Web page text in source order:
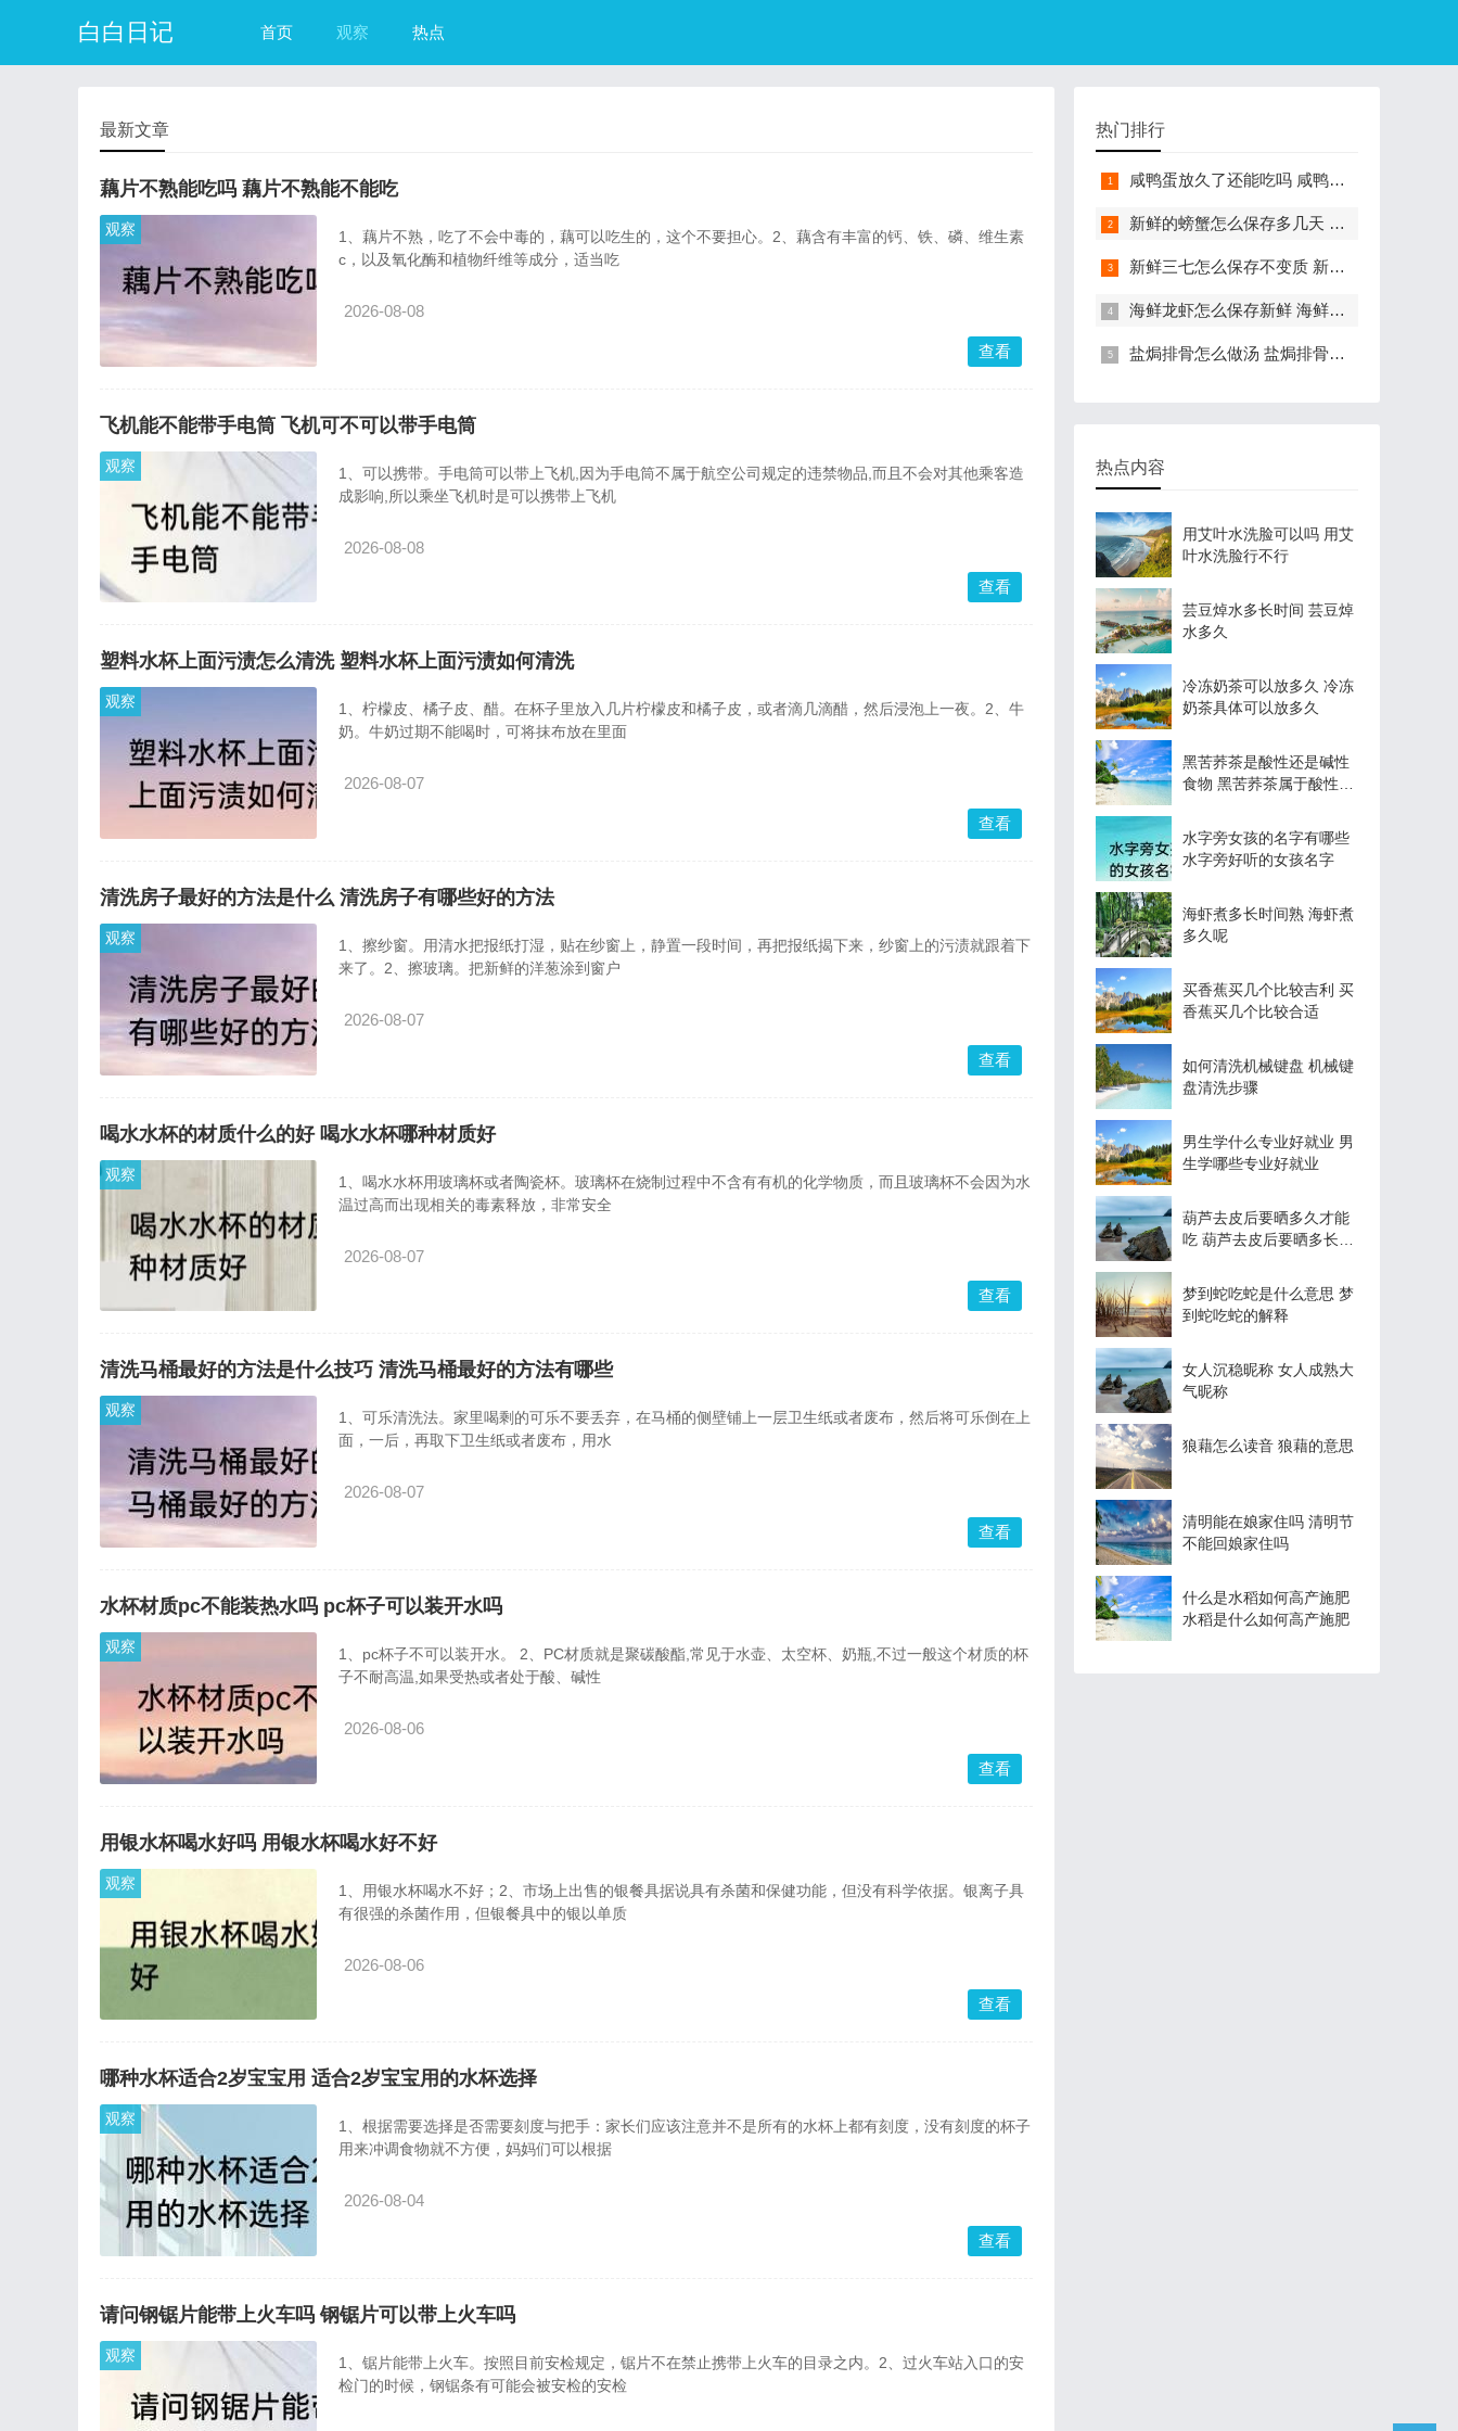
白白日记 首页 观察 热点
最新文章
藕片不熟能吃吗 藕片不熟能不能吃
观察
1、藕片不熟，吃了不会中毒的，藕可以吃生的，这个不要担心。2、藕含有丰富的钙、铁、磷、维生素
c，以及氧化酶和植物纤维等成分，适当吃
2026-08-08
查看
飞机能不能带手电筒 飞机可不可以带手电筒
观察
1、可以携带。手电筒可以带上飞机,因为手电筒不属于航空公司规定的违禁物品,而且不会对其他乘客造
成影响,所以乘坐飞机时是可以携带上飞机
2026-08-08
查看
塑料水杯上面污渍怎么清洗 塑料水杯上面污渍如何清洗
观察
1、柠檬皮、橘子皮、醋。在杯子里放入几片柠檬皮和橘子皮，或者滴几滴醋，然后浸泡上一夜。2、牛
奶。牛奶过期不能喝时，可将抹布放在里面
2026-08-07
查看
清洗房子最好的方法是什么 清洗房子有哪些好的方法
观察
1、擦纱窗。用清水把报纸打湿，贴在纱窗上，静置一段时间，再把报纸揭下来，纱窗上的污渍就跟着下
来了。2、擦玻璃。把新鲜的洋葱涂到窗户
2026-08-07
查看
喝水水杯的材质什么的好 喝水水杯哪种材质好
观察
1、喝水水杯用玻璃杯或者陶瓷杯。玻璃杯在烧制过程中不含有有机的化学物质，而且玻璃杯不会因为水
温过高而出现相关的毒素释放，非常安全
2026-08-07
查看
清洗马桶最好的方法是什么技巧 清洗马桶最好的方法有哪些
观察
1、可乐清洗法。家里喝剩的可乐不要丢弃，在马桶的侧壁铺上一层卫生纸或者废布，然后将可乐倒在上
面，一后，再取下卫生纸或者废布，用水
2026-08-07
查看
水杯材质pc不能装热水吗 pc杯子可以装开水吗
观察
1、pc杯子不可以装开水。 2、PC材质就是聚碳酸酯,常见于水壶、太空杯、奶瓶,不过一般这个材质的杯
子不耐高温,如果受热或者处于酸、碱性
2026-08-06
查看
用银水杯喝水好吗 用银水杯喝水好不好
观察
1、用银水杯喝水不好；2、市场上出售的银餐具据说具有杀菌和保健功能，但没有科学依据。银离子具
有很强的杀菌作用，但银餐具中的银以单质
2026-08-06
查看
哪种水杯适合2岁宝宝用 适合2岁宝宝用的水杯选择
观察
1、根据需要选择是否需要刻度与把手：家长们应该注意并不是所有的水杯上都有刻度，没有刻度的杯子
用来冲调食物就不方便，妈妈们可以根据
2026-08-04
查看
请问钢锯片能带上火车吗 钢锯片可以带上火车吗
观察
1、锯片能带上火车。按照目前安检规定，锯片不在禁止携带上火车的目录之内。2、过火车站入口的安
检门的时候，钢锯条有可能会被安检的安检
热门排行
咸鸭蛋放久了还能吃吗 咸鸭蛋过期一年多还能吃吗
新鲜的螃蟹怎么保存多几天 怎样保存螃蟹
新鲜三七怎么保存不变质 新鲜三七怎么保存不容易坏
海鲜龙虾怎么保存新鲜 海鲜龙虾的保存方法
盐焗排骨怎么做汤 盐焗排骨汤的做法
热点内容
用艾叶水洗脸可以吗 用艾
叶水洗脸行不行
芸豆焯水多长时间 芸豆焯
水多久
冷冻奶茶可以放多久 冷冻
奶茶具体可以放多久
黑苦荞茶是酸性还是碱性
食物 黑苦荞茶属于酸性还
水字旁女孩的名字有哪些
水字旁好听的女孩名字
海虾煮多长时间熟 海虾煮
多久呢
买香蕉买几个比较吉利 买
香蕉买几个比较合适
如何清洗机械键盘 机械键
盘清洗步骤
男生学什么专业好就业 男
生学哪些专业好就业
葫芦去皮后要晒多久才能
吃 葫芦去皮后要晒多长时
梦到蛇吃蛇是什么意思 梦
到蛇吃蛇的解释
女人沉稳昵称 女人成熟大
气昵称
狼藉怎么读音 狼藉的意思
清明能在娘家住吗 清明节
不能回娘家住吗
什么是水稻如何高产施肥
水稻是什么如何高产施肥